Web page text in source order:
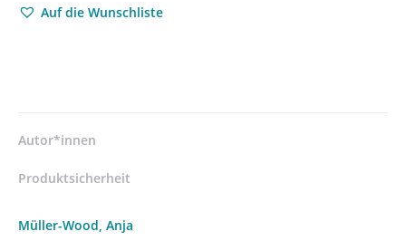
–
Müller-
(Hrsg.)
9783826080173
Auf die Wunschliste
Autor*innen
Produktsicherheit
Müller-Wood, Anja